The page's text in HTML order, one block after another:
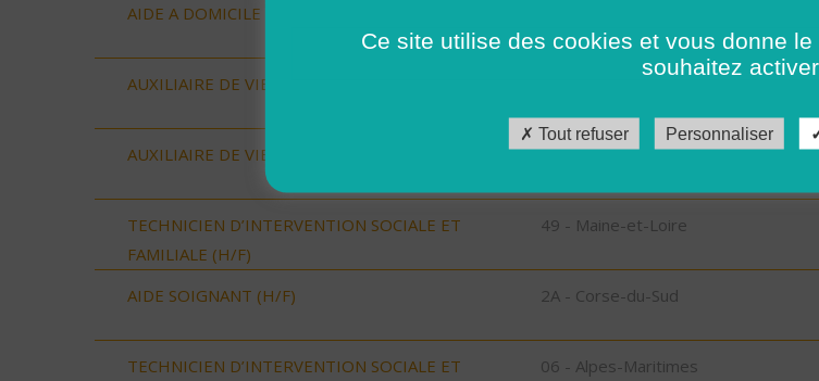
AIDE A DOMICILE (H/F)
AUXILIAIRE DE VIE SOCIALE (H/F)
AUXILIAIRE DE VIE SOCIALE (H/F) 67 - Bas-Rhin
TECHNICIEN D’INTERVENTION SOCIALE ET
FAMILIALE (H/F)
49 - Maine-et-Loire
AIDE SOIGNANT (H/F) 2A - Corse-du-Sud
TECHNICIEN D’INTERVENTION SOCIALE ET
06 - Alpes-Maritimes
Ce site utilise des cookies et vous donne
souhaitez activer
Tout refuser Personnaliser